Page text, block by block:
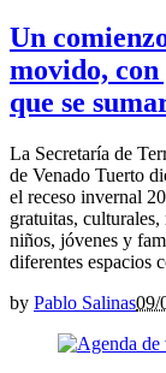
Un
movido,
que se
La Secretaría de
de Venado Tuerto
el receso invernal
gratuitas,
niños, jóvenes y
diferentes espacios
by Pablo Salinas09/